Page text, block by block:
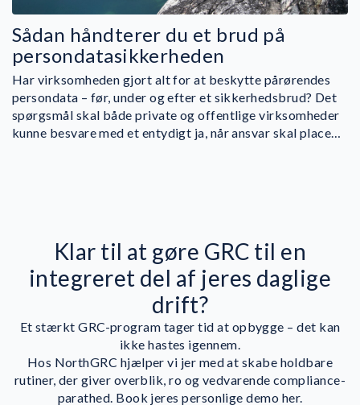
Sådan håndterer du et brud på
persondatasikkerheden
Har virksomheden gjort alt for at beskytte pårørendes
persondata – før, under og efter et sikkerhedsbrud? Det
spørgsmål skal både private og offentlige virksomheder
kunne besvare med et entydigt ja, når ansvar skal place…
Klar til at gøre GRC til en
integreret del af jeres daglige
drift?
Et stærkt GRC-program tager tid at opbygge – det kan
ikke hastes igennem.
Hos NorthGRC hjælper vi jer med at skabe holdbare
rutiner, der giver overblik, ro og vedvarende compliance-
parathed. Book jeres personlige demo her.